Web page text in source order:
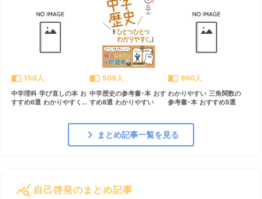
import_contacts 150人
中学理科 学び直しの本 お
すすめ6選 わかりやすく...
import_contacts 509人
中学歴史の参考書･本 おす
すめ8選 わかりやすい
import_contacts 960人
わかりやすい 三角関数の
参考書･本 おすすめ5選
chevron_right まとめ記事一覧を見る
query_stats 自己啓発のまとめ記事